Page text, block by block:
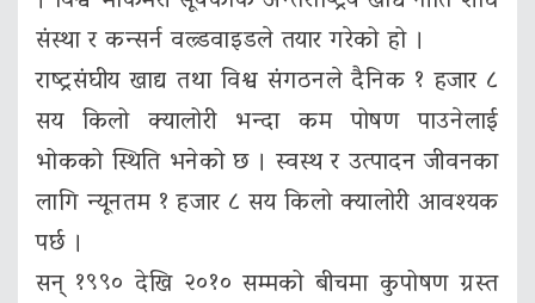
संस्था र कन्सर्न वल्र्डवाइडले तयार गरेको हो ।
राष्ट्रसंघीय खाद्य तथा विश्व संगठनले दैनिक १ हजार ८
सय किलो क्यालोरी भन्दा कम पोषण पाउनेलाई
भोकको स्थिति भनेको छ । स्वस्थ र उत्पादन जीवनका
लागि न्यूनतम १ हजार ८ सय किलो क्यालोरी आवश्यक
पर्छ ।
सन् १९९० देखि २०१० सम्मको बीचमा कुपोषण ग्रस्त